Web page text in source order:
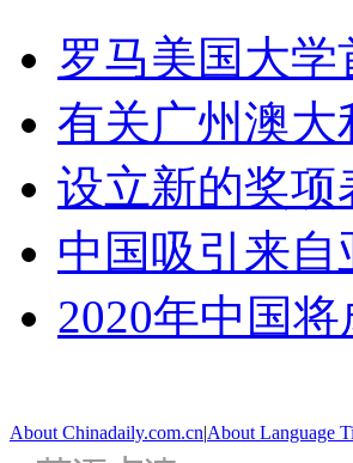
罗马美国大
有关广州澳
设立新的奖
中国吸引来
2020年中国
About Chinadaily.com.cn|About Language